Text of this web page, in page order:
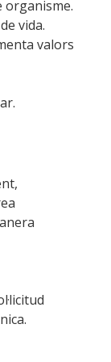
organisme.
vida.
valors